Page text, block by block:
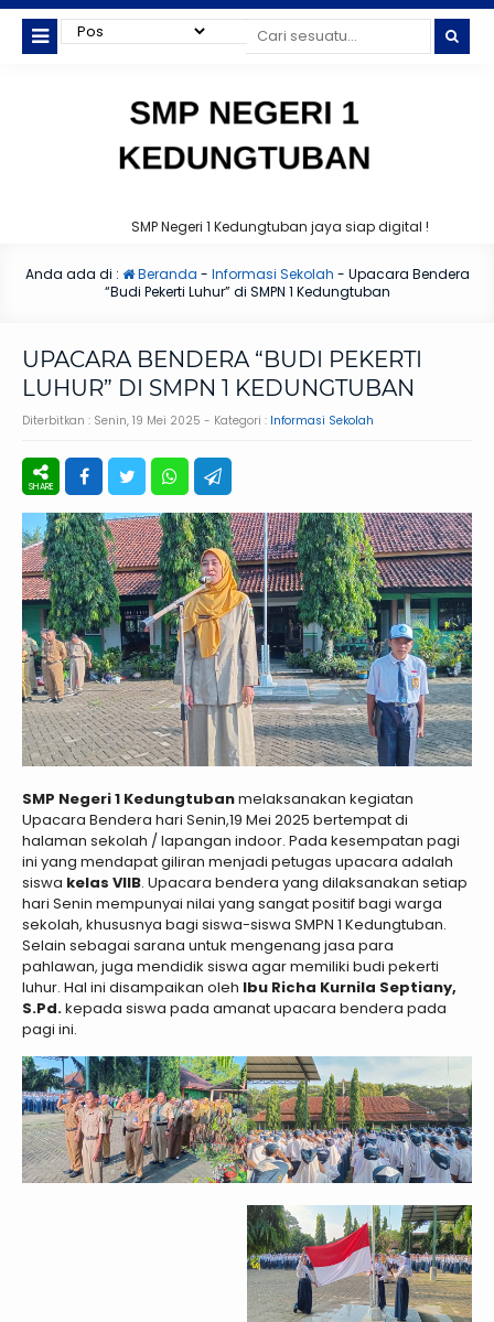
SMP Negeri 1 Kedungtuban jaya siap digital !
Anda ada di : Beranda - Informasi Sekolah - Upacara Bendera
“Budi Pekerti Luhur” di SMPN 1 Kedungtuban
UPACARA BENDERA “BUDI PEKERTI
LUHUR” DI SMPN 1 KEDUNGTUBAN
Diterbitkan : Senin, 19 Mei 2025 - Kategori : Informasi Sekolah
SMP Negeri 1 Kedungtubanmelaksanakan kegiatan
Upacara Bendera hari Senin,19 Mei 2025 bertempat di
halaman sekolah / lapangan indoor. Pada kesempatan pagi
ini yang mendapat giliran menjadi petugas upacara adalah
siswa kelas VIIB. Upacara bendera yang dilaksanakan setiap
hari Senin mempunyai nilai yang sangat positif bagi warga
sekolah, khususnya bagi siswa-siswa SMPN 1 Kedungtuban.
Selain sebagai sarana untuk mengenang jasa para
pahlawan, juga mendidik siswa agar memiliki budi pekerti
luhur. Hal ini disampaikan oleh Ibu Richa Kurnila Septiany,
S.Pd.kepada siswa pada amanat upacara bendera pada
pagi ini.